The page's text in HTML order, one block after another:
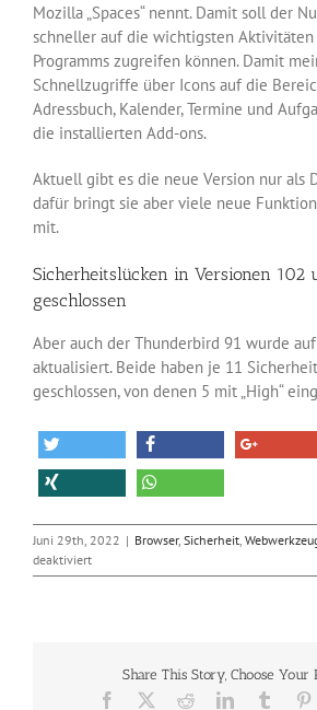
Mozilla „Spaces“ nennt. Damit soll der
schneller auf die wichtigsten
Programms zugreifen können. Damit
Schnellzugriffe über Icons auf die
Adressbuch, Kalender, Termine und
die installierten Add-ons.
Aktuell gibt es die neue Version nur als
dafür bringt sie aber viele neue
mit.
Sicherheitslücken in Versionen 102
geschlossen
Aber auch der Thunderbird 91 wurde
aktualisiert. Beide haben je 11
geschlossen, von denen 5 mit „High“
Juni 29th, 2022 | Browser, Sicherheit
deaktiviertfür
Thunderbird
Adressbuch
Share This Story, Choose Your
Facebook RedditLinkedInTumblr